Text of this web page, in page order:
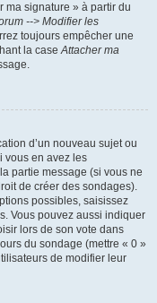
ma signature » à partir du
--> Modifier les
toujours empêcher une
la caseAttacher ma
d’un nouveau sujet ou
vous en avez les
partie message (si vous ne
de créer des sondages).
possibles, saisissez
Vous pouvez aussi indiquer
lors de son vote dans
du sondage (mettre « 0 »
de modifier leur